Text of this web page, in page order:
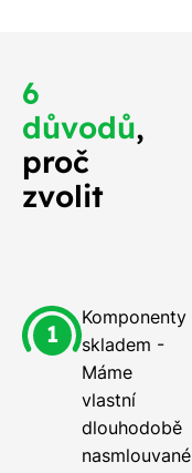
6
důvodů,
proč
zvolit
Komponenty
skladem -
Máme
vlastní
dlouhodobě
nasmlouvané